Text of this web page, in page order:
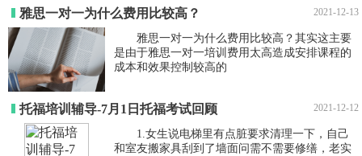
雅思一对一为什么费用比较高？ 2021-12-13
雅思一对一为什么费用比较高？其实这主要
是由于雅思一对一培训费用太高造成安排课程的
成本和效果控制较高的
托福培训辅导-7月1日托福考试回顾 2021-12-12
1.女生说电梯里有点脏要求清理一下，自己
和室友搬家具刮到了墙面问需不需要修缮，老实